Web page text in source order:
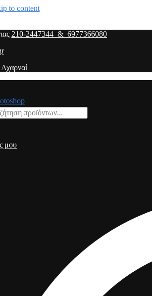
to content
210-2447344 & 6977366080
μου